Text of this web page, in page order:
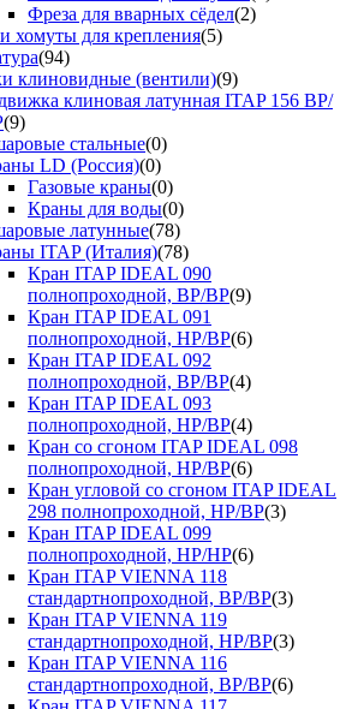
Фреза для вварных сёдел(2)
хомуты для крепления(5)
(94)
клиновидные (вентили)(9)
клиновая латунная ITAP 156 ВР/
(9)
стальные(0)
LD (Россия)(0)
Газовые краны(0)
Краны для воды(0)
латунные(78)
ITAP (Италия)(78)
Кран ITAP IDEAL 090
полнопроходной, ВР/ВР(9)
Кран ITAP IDEAL 091
полнопроходной, НР/ВР(6)
Кран ITAP IDEAL 092
полнопроходной, ВР/ВР(4)
Кран ITAP IDEAL 093
полнопроходной, НР/ВР(4)
Кран со сгоном ITAP IDEAL 098
полнопроходной, НР/ВР(6)
Кран угловой со сгоном ITAP IDEAL
298 полнопроходной, НР/ВР(3)
Кран ITAP IDEAL 099
полнопроходной, НР/НР(6)
Кран ITAP VIENNA 118
стандартнопроходной, ВР/ВР(3)
Кран ITAP VIENNA 119
стандартнопроходной, НР/ВР(3)
Кран ITAP VIENNA 116
стандартнопроходной, ВР/ВР(6)